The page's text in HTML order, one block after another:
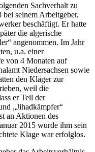
Sachverhalt zu
seinem Arbeitgeber,
beschäftigt. Er hatte
die algerische
angenommen. Im Jahr
u.a. einer
von 4 Monaten auf
Niedersachsen sowie
den Kläger zur
weil die
er Teil der
„Jihadkämpfer“
an Aktionen des
2015 wurde ihm sein
Klage war erfolglos.